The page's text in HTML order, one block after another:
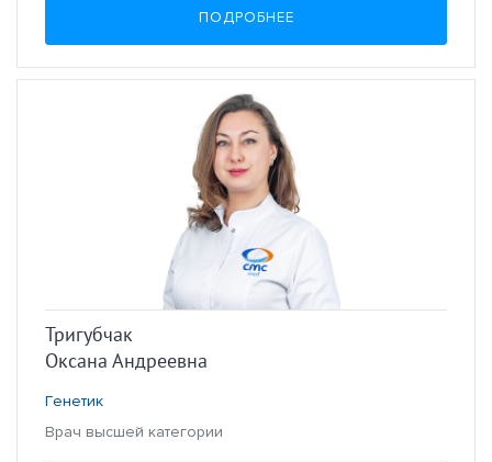
ПОДРОБНЕЕ
Тригубчак
Оксана Андреевна
Генетик
Врач высшей категории